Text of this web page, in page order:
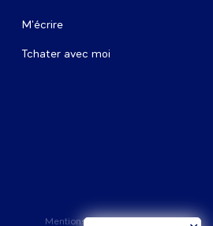
M'écrire
Tchater avec moi
Mentions légales Crédits